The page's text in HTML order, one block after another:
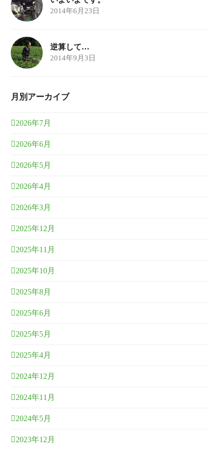
2014年6月23日
逆算して…
2014年9月3日
月別アーカイブ
2026年7月
2026年6月
2026年5月
2026年4月
2026年3月
2025年12月
2025年11月
2025年10月
2025年8月
2025年6月
2025年5月
2025年4月
2024年12月
2024年11月
2024年5月
2023年12月